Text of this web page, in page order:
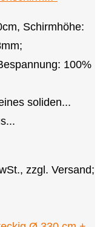
Schirmhöhe:
100%
soliden...
zzgl. Versand;